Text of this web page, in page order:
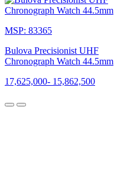
MSP: 83365
Bulova Precisionist UHF
Chronograph Watch 44.5mm
17,625,000- 15,862,500